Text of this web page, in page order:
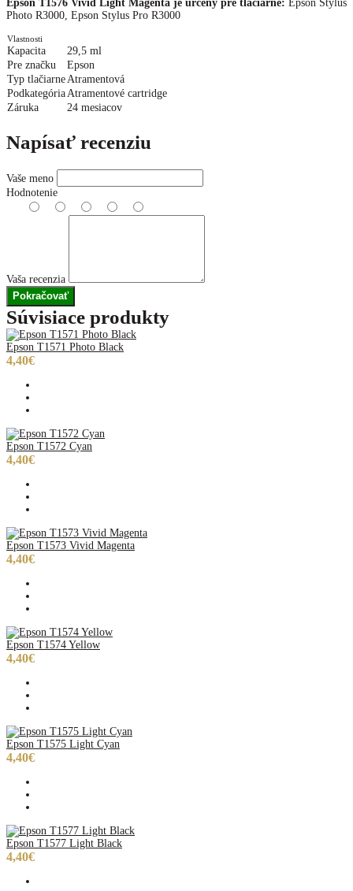
Epson T1576 Vivid Light Magenta je určený pre tlačiarne: Epson Stylus
Photo R3000, Epson Stylus Pro R3000
Vlastnosti
Kapacita
29,5 ml
Pre značku
Epson
Typ tlačiarne Atramentová
Podkategória Atramentové cartridge
Záruka
24 mesiacov
Napísať recenziu
Vaše meno
Hodnotenie
Vaša recenzia
Pokračovať
Súvisiace produkty
Epson T1571 Photo Black
4,40€
Epson T1572 Cyan
4,40€
Epson T1573 Vivid Magenta
4,40€
Epson T1574 Yellow
4,40€
Epson T1575 Light Cyan
4,40€
Epson T1577 Light Black
4,40€